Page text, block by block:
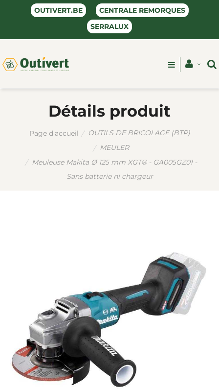
OUTIVERT.BE
CENTRALE REMORQUES
SERRALUX
Détails produit
Page d'accueil
OUTILS DE BRICOLAGE (BTP)
MEULER
Meuleuse Makita Ø 125 mm XGT® - GA005GZ01 -
Sans batterie ni chargeur